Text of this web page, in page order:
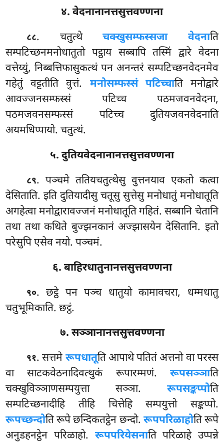
४. वेदनानानत्तसुत्तवण्णना
८८. चतुत्थेचक्खुसम्फस्सजा वेदनाति
सम्पटिच्छनमनोधातुतो पट्ठाय सब्बापि तस्मिं द्वारे वेदना
वत्तेय्युं, निब्बत्तिफासुकत्थं पन अनन्तरं सम्पटिच्छनवेदनमेव
गहेतुं वट्टतीति वुत्तं. मनोसम्फस्सं पटिच्चाति मनोद्वारे
आवज्जनसम्फस्सं पटिच्च पठमजवनवेदना,
पठमजवनसम्फस्सं पटिच्च दुतियजवनवेदनाति
अयमधिप्पायो. चतुत्थं.
५. दुतियवेदनानानत्तसुत्तवण्णना
८९. पञ्चमे ततियचतुत्थेसु वुत्तनयाव एकतो कत्वा
देसिताति. इति दुतियादीसु चतूसु सुत्तेसु मनोधातुं मनोधातूति
अगहेत्वा मनोद्वारावज्जनं मनोधातूति गहितं. सब्बानि चेतानि
तथा तथा कथिते बुज्झनकानं अज्झासयेन देसितानि. इतो
परेसुपि एसेव नयो. पञ्चमं.
६. बाहिरधातुनानत्तसुत्तवण्णना
९०. छट्ठे पन पञ्च धातुयो कामावचरा, धम्मधातु
चतुभूमिकाति. छट्ठं.
७. सञ्ञानानत्तसुत्तवण्णना
९१. सत्तमे रूपधातूति आपाथे पतितं अत्तनो वा परस्स
वा साटकवेठनादिवत्थुकं रूपारम्मणं. रूपसञ्ञाति
चक्खुविञ्ञाणसम्पयुत्ता सञ्ञा. रूपसङ्कप्पोति
सम्पटिच्छनादीहि तीहि चित्तेहि सम्पयुत्तो सङ्कप्पो.
रूपच्छन्दोति रूपे छन्दिकतट्ठेन छन्दो. रूपपरिळाहोति रूपे
अनुडहनट्ठेन परिळाहो. रूपपरियेसनाति परिळाहे उप्पन्ने